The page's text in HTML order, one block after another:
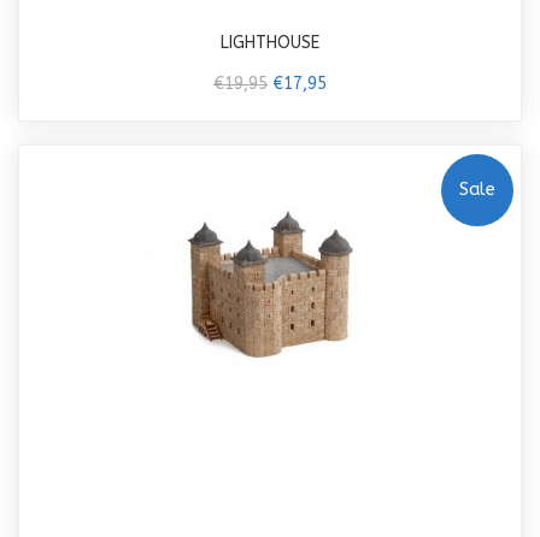
LIGHTHOUSE
€19,95 €17,95
Sale